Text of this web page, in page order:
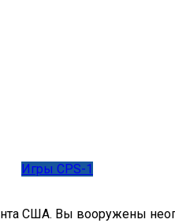
Игры CPS-1
США. Вы вооружены